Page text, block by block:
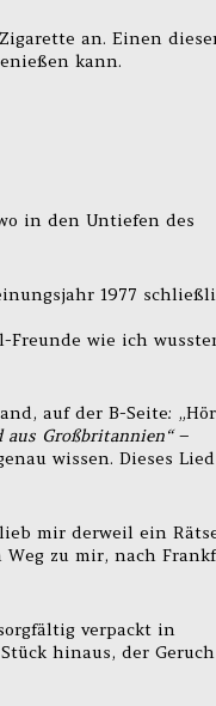
an. Einen
kann.
in den Untiefen des
1977
wie ich
auf der B-Seite:
aus Großbritannien“–
wissen. Dieses
mir derweil ein
zu mir, nach
verpackt in
hinaus, der Geruch